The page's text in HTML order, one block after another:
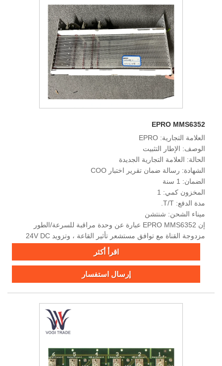
EPRO MMS6352
العلامة التجارية: EPRO
الوصف: الإطار التثبيت
الحالة: العلامة التجارية الجديدة
الشهادة: رسالة ضمان تقرير اختبار COO
الضمان: 1 سنة
المخزون كمي: 1
مدة الدفع: T/T.
ميناء الشحن: شنتشن
إن EPRO MMS6352 عبارة عن وحدة مراقبة للسرعة/الطور
مزدوجة القناة مع توافق مستشعر تأثير القاعة ، وتزويد 24V DC
المتكرر ، ووظائف التشخيص الذاتي لمزامنة التوربينات والآلات
اقرأ أكثر
إرسال استفسار